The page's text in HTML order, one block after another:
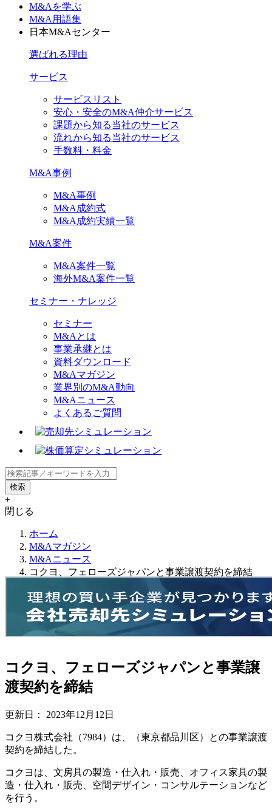
M&Aを学ぶ
M&A用語集
日本M&Aセンター
選ばれる理由
サービス
サービスリスト
安心・安全のM&A仲介サービス
課題から知る当社のサービス
流れから知る当社のサービス
手数料・料金
M&A事例
M&A事例
M&A成約式
M&A成約実績一覧
M&A案件
M&A案件一覧
海外M&A案件一覧
セミナー・ナレッジ
セミナー
M&Aとは
事業承継とは
資料ダウンロード
M&Aマガジン
業界別のM&A動向
M&Aニュース
よくあるご質問
+
閉じる
ホーム
M&Aマガジン
M&Aニュース
コクヨ、フェローズジャパンと事業譲渡契約を締結
コクヨ、フェローズジャパンと事業譲
渡契約を締結
更新日： 2023年12月12日
コクヨ株式会社（7984）は、（東京都品川区）との事業譲渡
契約を締結した。
コクヨは、文房具の製造・仕入れ・販売、オフィス家具の製
造・仕入れ・販売、空間デザイン・コンサルテーションなど
を行う。